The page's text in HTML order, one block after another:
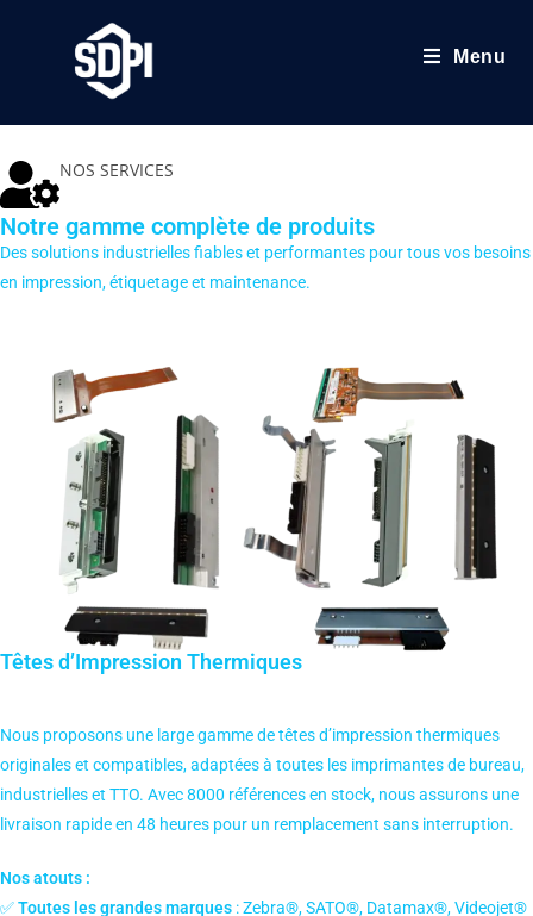
Menu
NOS SERVICES
Notre gamme complète de produits
Des solutions industrielles fiables et performantes pour tous vos besoins
en impression, étiquetage et maintenance.
Têtes d’Impression Thermiques
Nous proposons une large gamme de têtes d’impression thermiques
originales et compatibles, adaptées à toutes les imprimantes de bureau,
industrielles et TTO. Avec 8000 références en stock, nous assurons une
livraison rapide en 48 heures pour un remplacement sans interruption.
Nos atouts :
✅Toutes les grandes marques : Zebra®, SATO®, Datamax®, Videojet®